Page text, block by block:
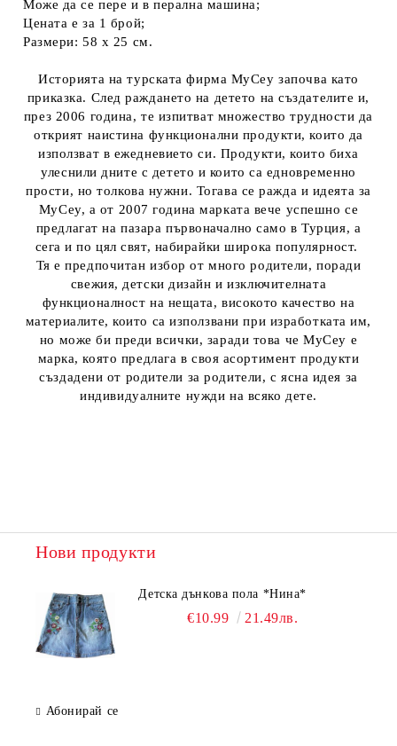
Може да се пере и в перална машина;
Цената е за 1 брой;
Размери: 58 х 25 см.
Историята на турската фирма MyCey започва като
приказка. След раждането на детето на създателите и,
през 2006 година, те изпитват множество трудности да
открият наистина функционални продукти, които да
използват в ежедневието си. Продукти, които биха
улеснили дните с детето и които са едновременно
прости, но толкова нужни. Тогава се ражда и идеята за
MyCey, а от 2007 година марката вече успешно се
предлагат на пазара първоначално само в Турция, а
сега и по цял свят, набирайки широка популярност.
Тя е предпочитан избор от много родители, поради
свежия, детски дизайн и изключителната
функционалност на нещата, високото качество на
материалите, които са използвани при изработката им,
но може би преди всички, заради това че MyCey е
марка, която предлага в своя асортимент продукти
създадени от родители за родители, с ясна идея за
индивидуалните нужди на всяко дете.
Нови продукти
Детска дънкова пола *Нина*
€10.99 21.49лв.
Абонирай се